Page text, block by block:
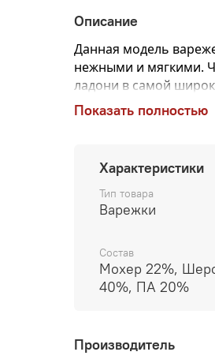
Описание
Данная модель
нежными и мягкими.
ладони в самой
значение в
Показать полностью
Характеристики
Тип товара
Варежки
Состав
Мохер 22%,
40%, ПА 20%
Производитель